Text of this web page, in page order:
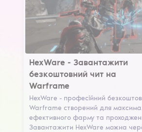
HexWare - Завантажити
безкоштовний чит на
Warframe
HexWare - професійний
Warframe створений для
ефективного фарму та
Завантажити HexWare можна